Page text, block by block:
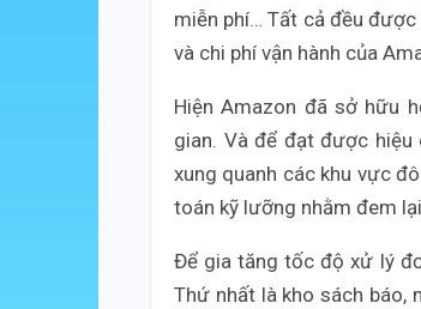
miễn phí… Tất cả đều
và chi phí vận hành của
Hiện Amazon đã sở hữu
gian. Và để đạt được hiệu
xung quanh các khu vực
toán kỹ lưỡng nhằm đem
Để gia tăng tốc độ xử lý
Thứ nhất là kho sách báo,